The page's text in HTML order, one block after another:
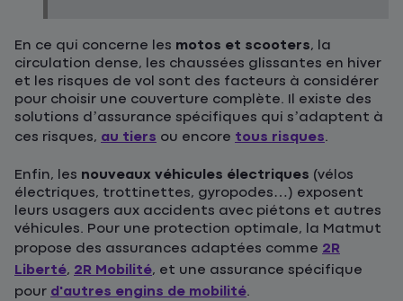
En ce qui concerne les motos et scooters, la
circulation dense, les chaussées glissantes en hiver
et les risques de vol sont des facteurs à considérer
pour choisir une couverture complète. Il existe des
solutions d’assurance spécifiques qui s’adaptent à
ces risques, au tiers ou encore tous risques.
Enfin, les nouveaux véhicules électriques (vélos
électriques, trottinettes, gyropodes…) exposent
leurs usagers aux accidents avec piétons et autres
véhicules. Pour une protection optimale, la Matmut
propose des assurances adaptées comme 2R
Liberté, 2R Mobilité, et une assurance spécifique
pour d'autres engins de mobilité.